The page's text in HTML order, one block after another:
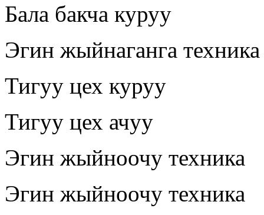
Бала бакча куруу
Эгин жыйнаганга техника
Тигуу цех куруу
Тигуу цех ачуу
Эгин жыйноочу техника
Эгин жыйноочу техника